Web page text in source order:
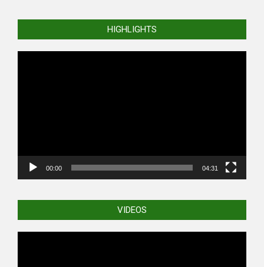
HIGHLIGHTS
00:00 04:31
VIDEOS